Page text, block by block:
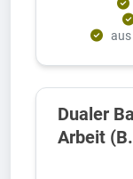
Dualer
Arbeit